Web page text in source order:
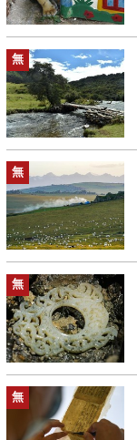
無
無
無
無